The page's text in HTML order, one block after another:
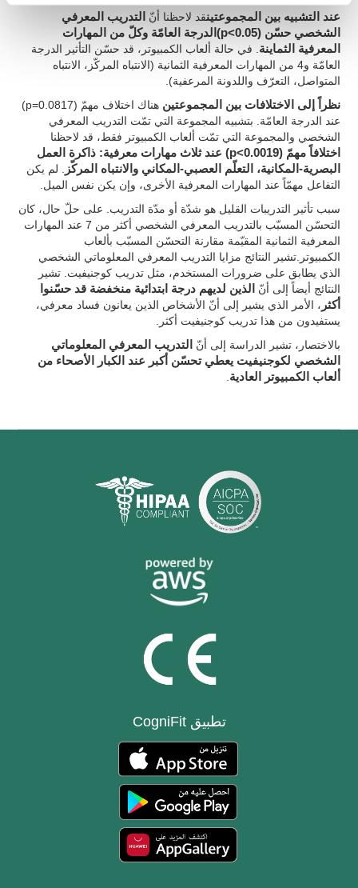
عند التشبيه بين المجموعتينقد لاحظنا أنّ
التدريب المعرفي
الشخصي حسّن (p<0.05)الدرجة العامّة وكلّ من المهارات
المعرفية الثماينة . في حالة ألعاب الكمبيوتر، قد حسّن التأثير الدرجة
العامّة و4 من المهارات المعرفية الثمانية (الانتباه المركّز، الانتباه
المتواصل، التعرّف واللدونة المرعفية).
نظراً إلى الاختلافات بين المجموعتين
هناك اختلاف مهمّ (p=0.0817)
عند الدرجة العامّة. بتشبيه المجموعة التي تمّت التدريب المعرفي
الشخصي والمجموعة التي تمّت ألعاب الكمبيوتر فقط، قد لاحظنا
اختلافاً مهمّ (p<0.0019) عند ثلاث مهارات معرفية: ذاكرة العمل
البصرية-المكانية، التعلّم العصبي-المكاني والانتباه المركّز
. لم يكن
التفاعل مهمّاً عند المهارات المعرفية الأخرى، وإن يكن نفس الميل.
سبب تأثير التدريبات القليل هو شدّة أو مدّة التدريب. على حلّ حال، كان
التحسّن المسبّب بالتدريب المعرفي الشخصي أكثر من 7 عند المهارات
المعرفية الثمانية المقيّمة مقارنة التحسّن المسبّب بألعاب
الكمبيوتر.تشير النتائج مزايا التدريب المعرفي المعلوماتي الشخصي
الذي يطابق على ضرورات المستخدم، مثل تدريب كوجنيفيت. تشير
النتائج أيضاً إلى أنّ
الذين لديهم درجة ابتدائية منخفضة قد حسّنوا
أكثر ، الأمر الذي يشير إلى أنّ الأشخاص الذين يعانون فساد معرفي،
يستفيدون من هذا تدريب كوجنيفيت أكثر.
بالاختصار، تشير الدراسة إلى أنّ
التدريب المعرفي المعلوماتي
الشخصي لكوجنيفيت يعطي تحسّن أكبر عند الكبار الأصحاء من
ألعاب الكمبيوتر العادية
تطبيق CogniFit